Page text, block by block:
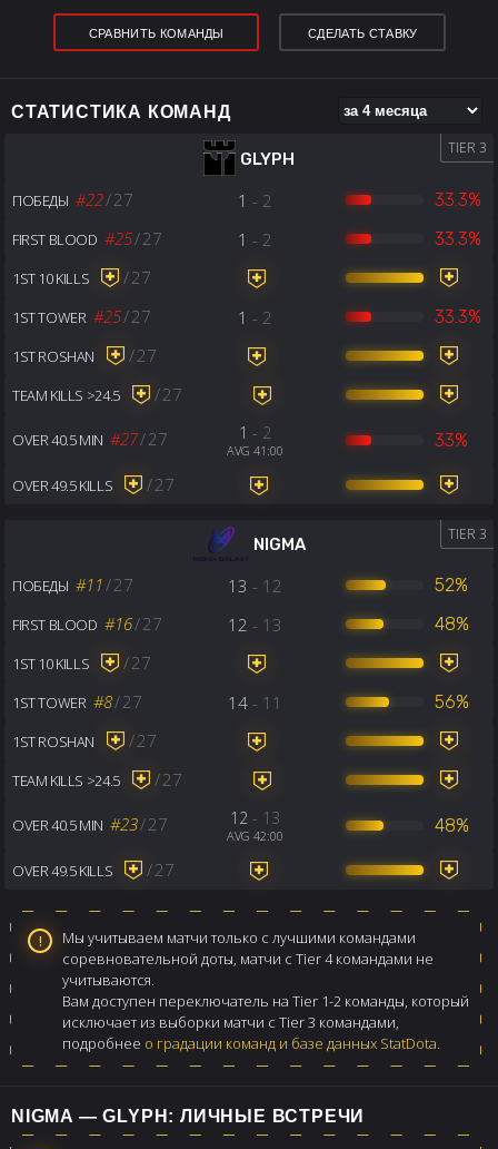
СРАВНИТЬ КОМАНДЫ СДЕЛАТЬ СТАВКУ
СТАТИСТИКА КОМАНД
GLYPH
TIER 3
ПОБЕДЫ #22/27 1 - 2 33.3%
FIRST BLOOD #25/27 1 - 2 33.3%
1ST 10 KILLS /27
1ST TOWER #25/27 1 - 2 33.3%
1ST ROSHAN /27
TEAM KILLS >24.5 /27
OVER 40.5 MIN #27/27 1 - 2
AVG 41:00 33%
OVER 49.5 KILLS /27
NIGMA
TIER 3
ПОБЕДЫ #11/27 13 - 12 52%
FIRST BLOOD #16/27 12 - 13 48%
1ST 10 KILLS /27
1ST TOWER #8/27 14- 11 56%
1ST ROSHAN /27
TEAM KILLS >24.5 /27
OVER 40.5 MIN #23/27 12- 13
AVG 42:00 48%
OVER 49.5 KILLS /27
Мы учитываем матчи только с лучшими командами
соревновательной доты, матчи с Tier 4 командами не
учитываются.
Вам доступен переключатель на Tier 1-2 команды, который
исключает из выборки матчи с Tier 3 командами,
подробнее о градации команд и базе данных StatDota.
NIGMA — GLYPH: ЛИЧНЫЕ ВСТРЕЧИ